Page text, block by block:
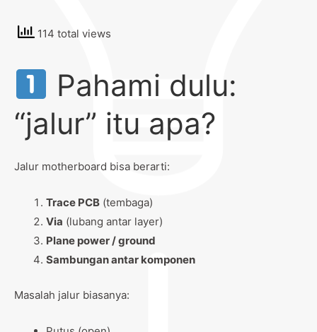
114 total views
Pahami dulu:
“jalur” itu apa?
Jalur motherboard bisa berarti:
Trace PCB (tembaga)
Via (lubang antar layer)
Plane power / ground
Sambungan antar komponen
Masalah jalur biasanya: